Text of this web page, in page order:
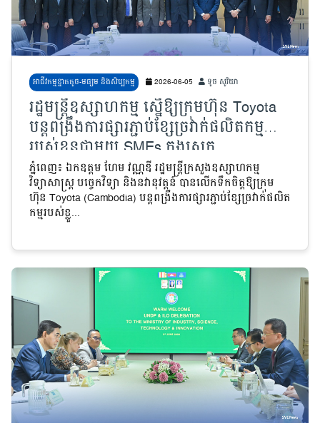
អាជីវកម្មខ្នាតតូច-មធ្យម និងសិប្បកម្ម 2026-06-05 ទូច សូរិយា
រដ្ឋមន្ត្រីឧស្សាហកម្ម ស្នើឱ្យក្រុមហ៊ុន Toyota
បន្តពង្រឹងការផ្សារភ្ជាប់ខ្សែច្រវាក់ផលិតកម្ម
របស់ខ្លួនជាមួយ SMEs ក្នុងស្រុក
ភ្នំពេញ៖ ឯកឧត្តម ហែម វណ្ណឌី រដ្ឋមន្ត្រីក្រសួងឧស្សាហកម្ម
វិទ្យាសាស្ត្រ បច្ចេកវិទ្យា និងនវានុវត្តន៍ បានលើកទឹកចិត្តឱ្យក្រុម
ហ៊ុន Toyota (Cambodia) បន្តពង្រឹងការផ្សារភ្ជាប់ខ្សែច្រវាក់ផលិត
កម្មរបស់ខ្លួ...